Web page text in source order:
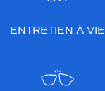
ENTRETIEN À VIE